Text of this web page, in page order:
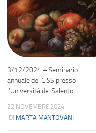
3/12/2024 – Seminario
annuale del CISS presso
l’Università del Salento
22 NOVEMBRE 2024
DI MARTA MANTOVANI